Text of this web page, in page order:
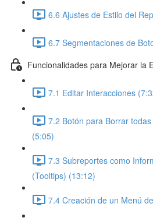
6.6 Ajustes de Estilo del
6.7 Segmentaciones de
Funcionalidades para Mejorar la
7.1 Editar Interacciones
7.2 Botón para Borrar
(5:05)
7.3 Subreportes como
(Tooltips) (13:12)
7.4 Creación de un Menú